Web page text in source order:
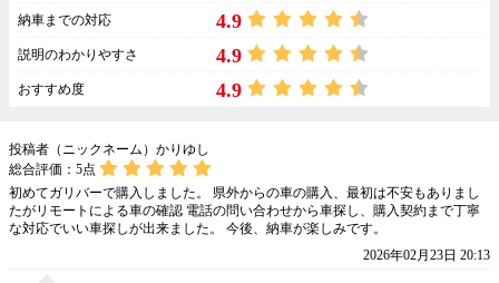
納車までの対応 4.9
説明のわかりやすさ 4.9
おすすめ度 4.9
投稿者（ニックネーム）かりゆし
総合評価： 5点
初めてガリバーで購入しました。 県外からの車の購入、最初は不安もありまし
たがリモートによる車の確認 電話の問い合わせから車探し、購入契約まで丁寧
な対応でいい車探しが出来ました。 今後、納車が楽しみです。
2026年02月23日 20:13